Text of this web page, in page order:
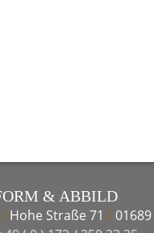
& ABBILD
/ Hohe Straße 71 /